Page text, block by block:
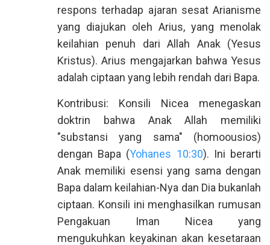
respons terhadap ajaran sesat Arianisme
yang diajukan oleh Arius, yang menolak
keilahian penuh dari Allah Anak (Yesus
Kristus). Arius mengajarkan bahwa Yesus
adalah ciptaan yang lebih rendah dari Bapa.
Kontribusi: Konsili Nicea menegaskan
doktrin bahwa Anak Allah memiliki
"substansi yang sama" (homoousios)
dengan Bapa (Yohanes 10:30). Ini berarti
Anak memiliki esensi yang sama dengan
Bapa dalam keilahian-Nya dan Dia bukanlah
ciptaan. Konsili ini menghasilkan rumusan
Pengakuan Iman Nicea yang
mengukuhkan keyakinan akan kesetaraan